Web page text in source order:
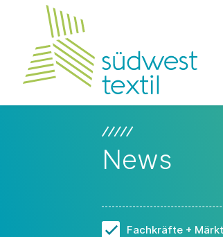
News
Fachkräfte +